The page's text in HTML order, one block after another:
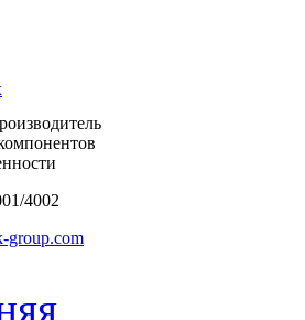
4002
group.com